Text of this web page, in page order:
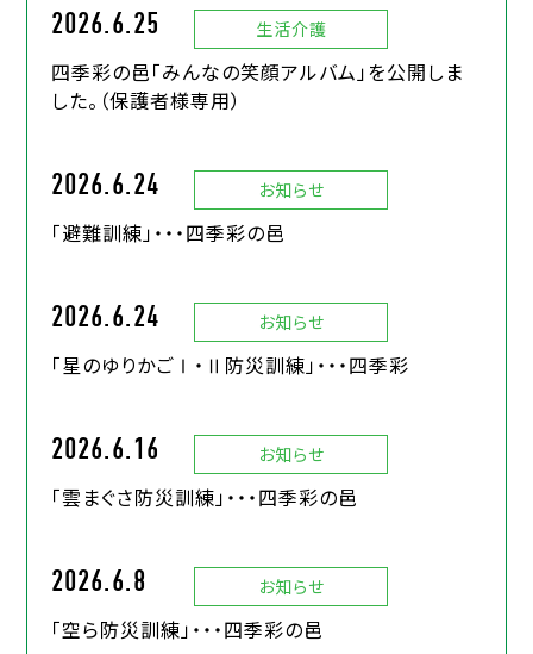
2026.6.25 生活介護
四季彩の邑「みんなの笑顔アルバム」を公開しま
した。（保護者様専用）
2026.6.24 お知らせ
「避難訓練」・・・四季彩の邑
2026.6.24 お知らせ
「星のゆりかごⅠ・Ⅱ防災訓練」・・・四季彩
2026.6.16 お知らせ
「雲まぐさ防災訓練」・・・四季彩の邑
2026.6.8 お知らせ
「空ら防災訓練」・・・四季彩の邑